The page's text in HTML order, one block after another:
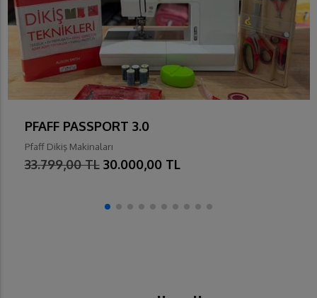
PFAFF PASSPORT 3.0
Pfaff Dikiş Makinaları
33.799,00 TL 30.000,00 TL